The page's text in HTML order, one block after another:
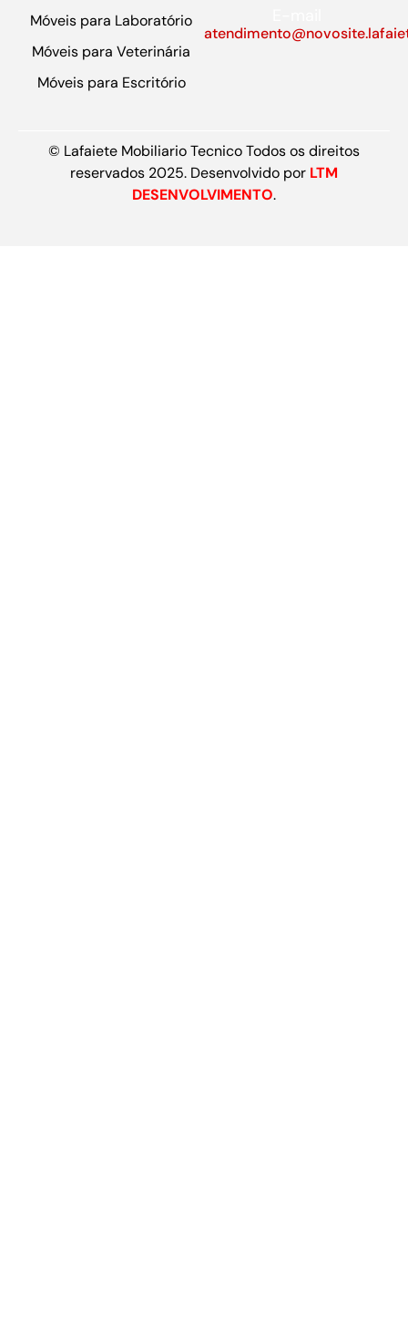
Móveis para Laboratório
Móveis para Veterinária
Móveis para Escritório
© Lafaiete Mobiliario Tecnico Todos os direitos
reservados 2025. Desenvolvido por LTM
DESENVOLVIMENTO.